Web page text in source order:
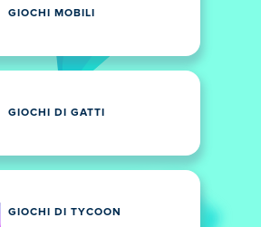
GIOCHI MOBILI
GIOCHI DI GATTI
GIOCHI DI TYCOON